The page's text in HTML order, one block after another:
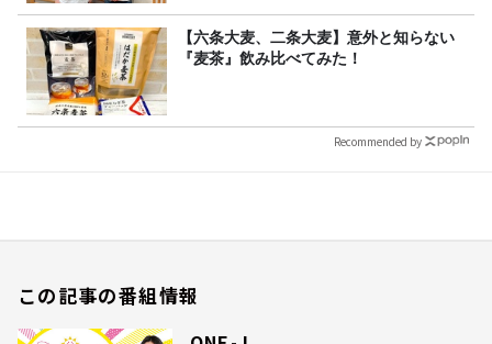
【六条大麦、二条大麦】意外と知らない
『麦茶』飲み比べてみた！
Recommended by
この記事の番組情報